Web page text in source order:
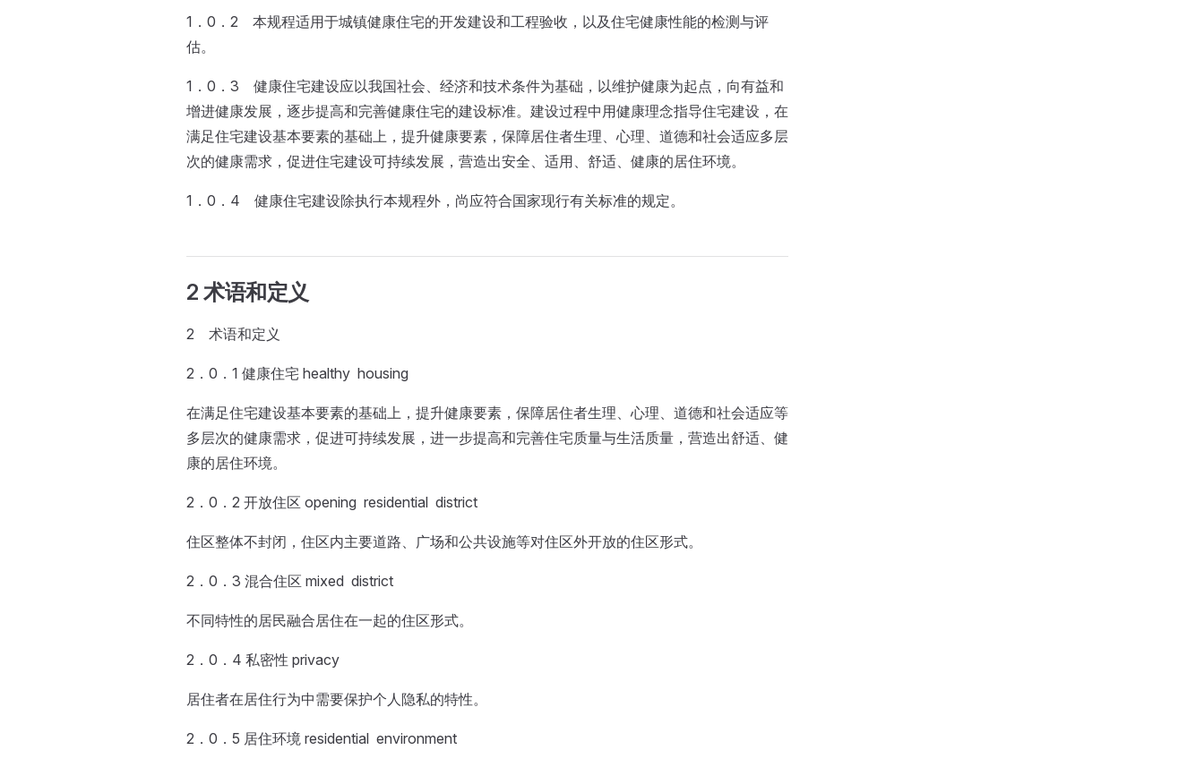
1．0．2 本规程适用于城镇健康住宅的开发建设和工程验收，以及住宅健康性能的检测与评
估。
1．0．3 健康住宅建设应以我国社会、经济和技术条件为基础，以维护健康为起点，向有益和
增进健康发展，逐步提高和完善健康住宅的建设标准。建设过程中用健康理念指导住宅建设，在
满足住宅建设基本要素的基础上，提升健康要素，保障居住者生理、心理、道德和社会适应多层
次的健康需求，促进住宅建设可持续发展，营造出安全、适用、舒适、健康的居住环境。
1．0．4 健康住宅建设除执行本规程外，尚应符合国家现行有关标准的规定。
2 术语和定义
2 术语和定义
2．0．1 健康住宅 healthy housing
在满足住宅建设基本要素的基础上，提升健康要素，保障居住者生理、心理、道德和社会适应等
多层次的健康需求，促进可持续发展，进一步提高和完善住宅质量与生活质量，营造出舒适、健
康的居住环境。
2．0．2 开放住区 opening residential district
住区整体不封闭，住区内主要道路、广场和公共设施等对住区外开放的住区形式。
2．0．3 混合住区 mixed district
不同特性的居民融合居住在一起的住区形式。
2．0．4 私密性 privacy
居住者在居住行为中需要保护个人隐私的特性。
2．0．5 居住环境 residential environment